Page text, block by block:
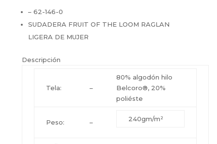
– 62-146-0
SUDADERA FRUIT OF THE LOOM RAGLAN
LIGERA DE MUJER
Descripción
Tela: –
80% algodón hilo
Belcoro®, 20%
poliéste
Peso: – 240gm/m²